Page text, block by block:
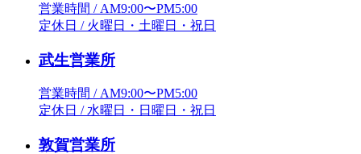
営業時間 / AM9:00〜PM5:00
定休日 / 火曜日・土曜日・祝日
武生営業所
営業時間 / AM9:00〜PM5:00
定休日 / 水曜日・日曜日・祝日
敦賀営業所